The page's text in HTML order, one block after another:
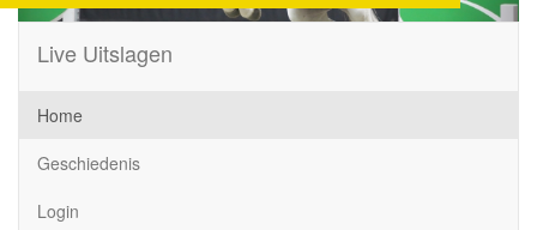
Live Uitslagen
Home
Geschiedenis
Login